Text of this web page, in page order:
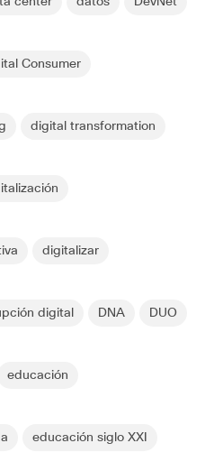
Consumer
digital transformation
digitalizar
digital DNA DUO
educación
educación siglo XXI